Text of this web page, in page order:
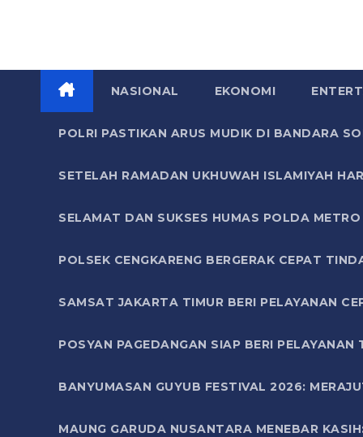
NASIONAL EKONOMI
POLRI PASTIKAN ARUS MUDIK DI BANDARA
SETELAH RAMADAN UKHUWAH ISLAMIYAH
SELAMAT DAN SUKSES HUMAS POLDA
POLSEK CENGKARENG BERGERAK CEPAT
SAMSAT JAKARTA TIMUR BERI PELAYANAN
POSYAN PAGEDANGAN SIAP BERI
BANYUMASAN GUYUB FESTIVAL 2026:
MAUNG GARUDA NUSANTARA MENEBAR